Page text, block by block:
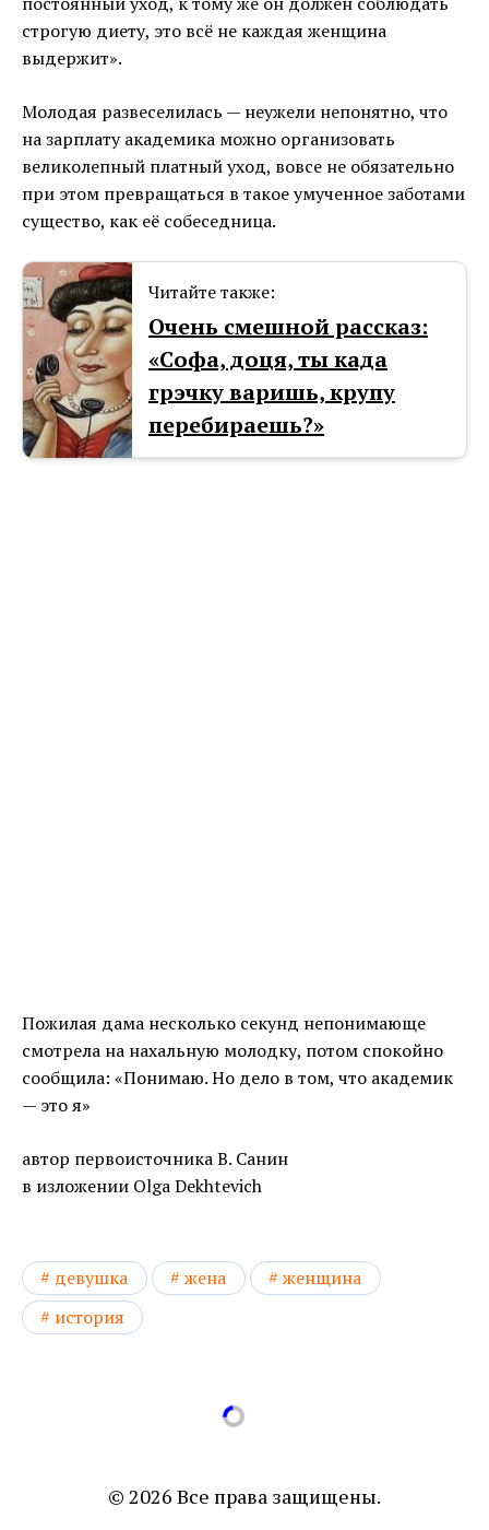
строгую диету, это всё не каждая женщина
выдержит».
Молодая развеселилась — неужели непонятно, что
на зарплату академика можно организовать
великолепный платный уход, вовсе не обязательно
при этом превращаться в такое умученное заботами
существо, как её собеседница.
Читайте также:
Очень смешной рассказ:
«Софа, доця, ты када
грэчку варишь, крупу
перебираешь?»
Пожилая дама несколько секунд непонимающе
смотрела на нахальную молодку, потом спокойно
сообщила: «Понимаю. Но дело в том, что академик
— это я»
автор первоисточника В. Санин
в изложении Olga Dekhtevich
девушка жена
женщина
история
© 2026 Все права защищены.